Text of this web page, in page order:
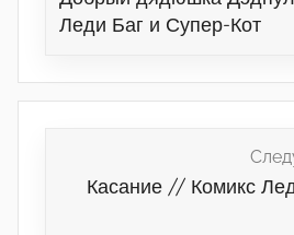
записям
Леди Баг и Супер-Кот
Касание // Комикс